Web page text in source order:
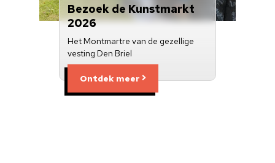
Bezoek de Kunstmarkt
2026
Het Montmartre van de gezellige
vesting Den Briel
Ontdek meer